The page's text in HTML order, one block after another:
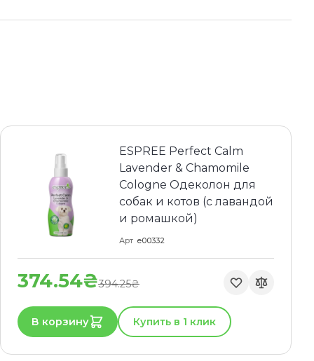
ESPREE Perfect Calm
Lavender & Chamomile
Cologne Одеколон для
собак и котов (с лавандой
и ромашкой)
Арт e00332
374.54₴394.25₴
В корзину Купить в 1 клик